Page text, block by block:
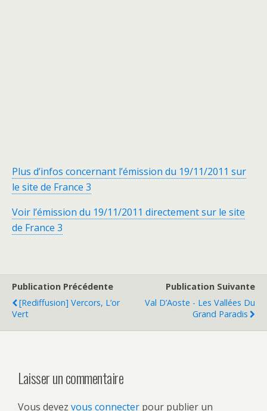
Plus d’infos concernant l’émission du 19/11/2011 sur
le site de France 3
Voir l’émission du 19/11/2011 directement sur le site
de France 3
Publication Précédente
[Rediffusion] Vercors, L’or
Vert
Publication Suivante
Val D’Aoste - Les Vallées Du
Grand Paradis
Laisser un commentaire
Vous devez vous connecter pour publier un